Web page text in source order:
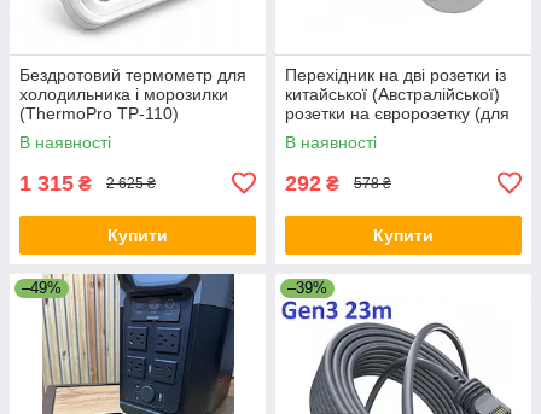
Бездротовий термометр для
холодильника і морозилки
(ThermoPro TP-110)
В наявності
1 315 ₴ 2 625 ₴
Купити
Перехідник на дві розетки із
китайської (Австралійської)
розетки на євророзетку (для
Ecoflow) 10А / 250В для
подорожей Білий
В наявності
292 ₴ 578 ₴
Купити
–49% –39%